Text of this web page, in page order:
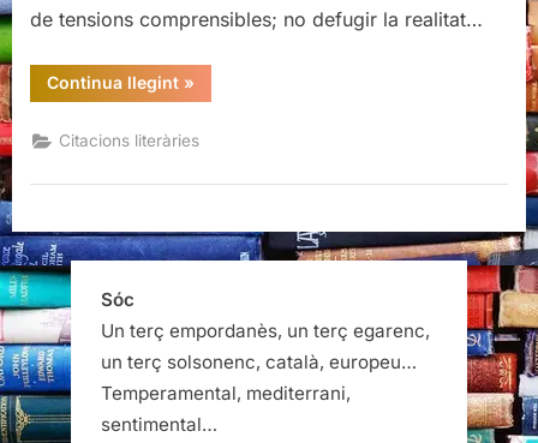
Ter,
Joan
de tensions comprensibles; no defugir la realitat…
Continua llegint“Citacions
literàries
Barcelona
/
de
Martí
i
Pol
»
Citacions literàries
Sóc
Un terç empordanès, un terç egarenc,
un terç solsonenc, català, europeu…
Temperamental, mediterrani,
sentimental…